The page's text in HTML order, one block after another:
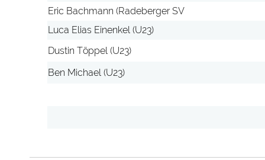
Eric Bachmann (Radeberger SV
Luca Elias Einenkel (U23)
Dustin Töppel (U23)
Ben Michael (U23)